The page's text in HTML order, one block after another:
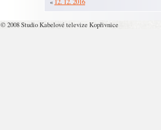
© 2008 Studio Kabelové televize Kopřivnice